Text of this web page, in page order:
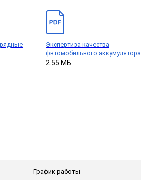
Экспертиза качества
фвтомобильного аккумулятора
2.55 МБ
График работы